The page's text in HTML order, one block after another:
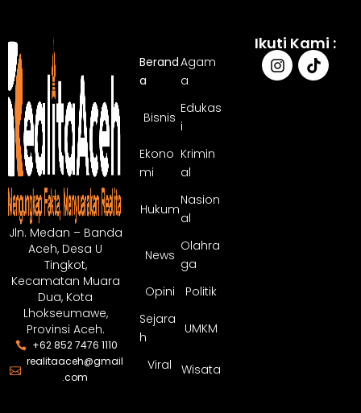
Jln. Medan – Banda
Aceh, Desa U
Tingkot,
Kecamatan Muara
Dua, Kota
Lhokseumawe,
Provinsi Aceh.
+62 852 7476 1110
realitaaceh@gmail
.com
Berand
a
Agam
a
Bisnis
Edukas
i
Ekono
mi
Krimin
al
Hukum
Nasion
al
News
Olahra
ga
Opini
Politik
Sejara
h
UMKM
Viral Wisata
Ikuti Kami :